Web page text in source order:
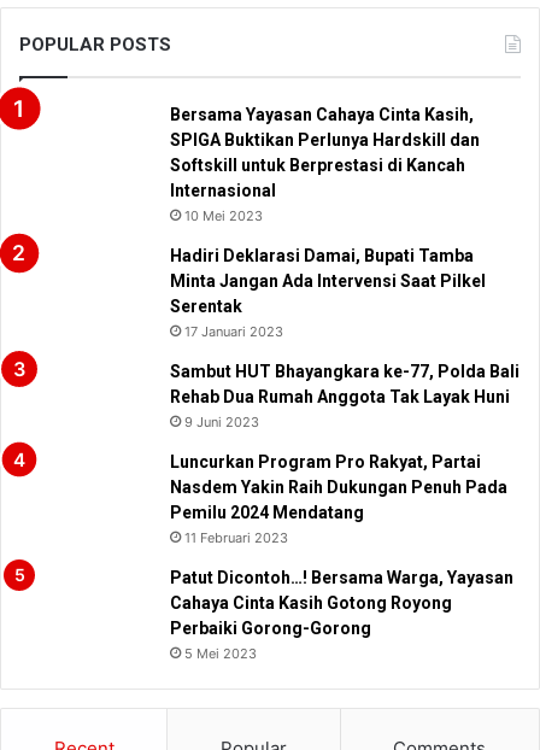
POPULAR POSTS
Bersama Yayasan Cahaya Cinta Kasih,
SPIGA Buktikan Perlunya Hardskill dan
Softskill untuk Berprestasi di Kancah
Internasional
10 Mei 2023
Hadiri Deklarasi Damai, Bupati Tamba
Minta Jangan Ada Intervensi Saat Pilkel
Serentak
17 Januari 2023
Sambut HUT Bhayangkara ke-77, Polda Bali
Rehab Dua Rumah Anggota Tak Layak Huni
9 Juni 2023
Luncurkan Program Pro Rakyat, Partai
Nasdem Yakin Raih Dukungan Penuh Pada
Pemilu 2024 Mendatang
11 Februari 2023
Patut Dicontoh…! Bersama Warga, Yayasan
Cahaya Cinta Kasih Gotong Royong
Perbaiki Gorong-Gorong
5 Mei 2023